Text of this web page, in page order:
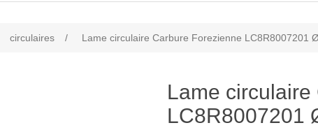
circulaires / Lame circulaire Carbure Forezienne LC8R8007201
Lame
LC8R8007201